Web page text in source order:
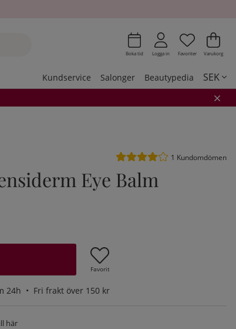
Boka tid Logga in Antal i
.
Favoriter .
Varukorg
Kundservice Salonger Beautypedia SEK
Medelbetyg 4 av 5 Antal
1 Kundomdömen
Eye Balm
Favorit
24h • Fri frakt över 150 kr
här